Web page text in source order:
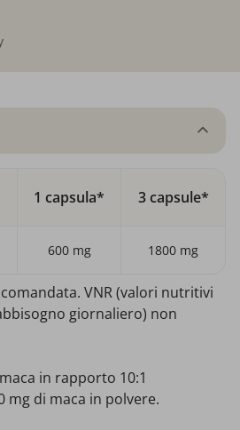
1 capsula* 3 capsule*
600 mg 1800 mg
VNR (valori nutritivi
giornaliero) non
in rapporto 10:1
mg di maca in polvere.